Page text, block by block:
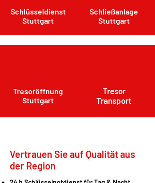
Schlüsseldienst
Stuttgart
Schließanlage
Stuttgart
Tresoröffnung
Stuttgart
Tresor
Transport
Vertrauen Sie auf Qualität aus
der Region